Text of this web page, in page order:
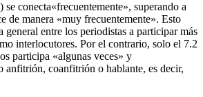
conecta«frecuentemente», superando a
de manera «muy frecuentemente». Esto
general entre los periodistas a participar más
interlocutores. Por el contrario, solo el 7.2
participa «algunas veces» y
anfitrión, coanfitrión o hablante, es decir,